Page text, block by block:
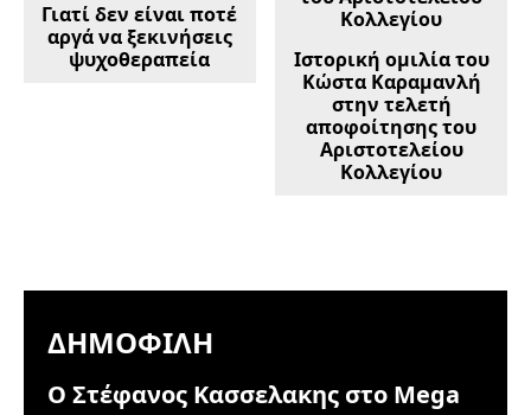
Γιατί δεν είναι ποτέ
αργά να ξεκινήσεις
ψυχοθεραπεία
Ιστορική ομιλία του
Κώστα Καραμανλή
στην τελετή
αποφοίτησης του
Αριστοτελείου
Κολλεγίου
ΔΗΜΟΦΙΛΉ
Ο Στέφανος Κασσελακης στο Mega